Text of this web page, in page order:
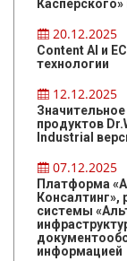
20.12.2025
Content AI и
технологии
12.12.2025
продуктов
Industrial
07.12.2025
Платформа
системы
информацией